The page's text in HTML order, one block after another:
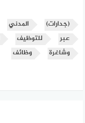
(جدارات) المدني
عبر
للتوظيف
وشاغرة
وظائف